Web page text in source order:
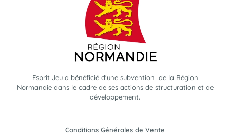
Esprit Jeu a bénéficié d'une subvention de la Région
Normandie dans le cadre de ses actions de structuration et de
développement.
Conditions Générales de Vente